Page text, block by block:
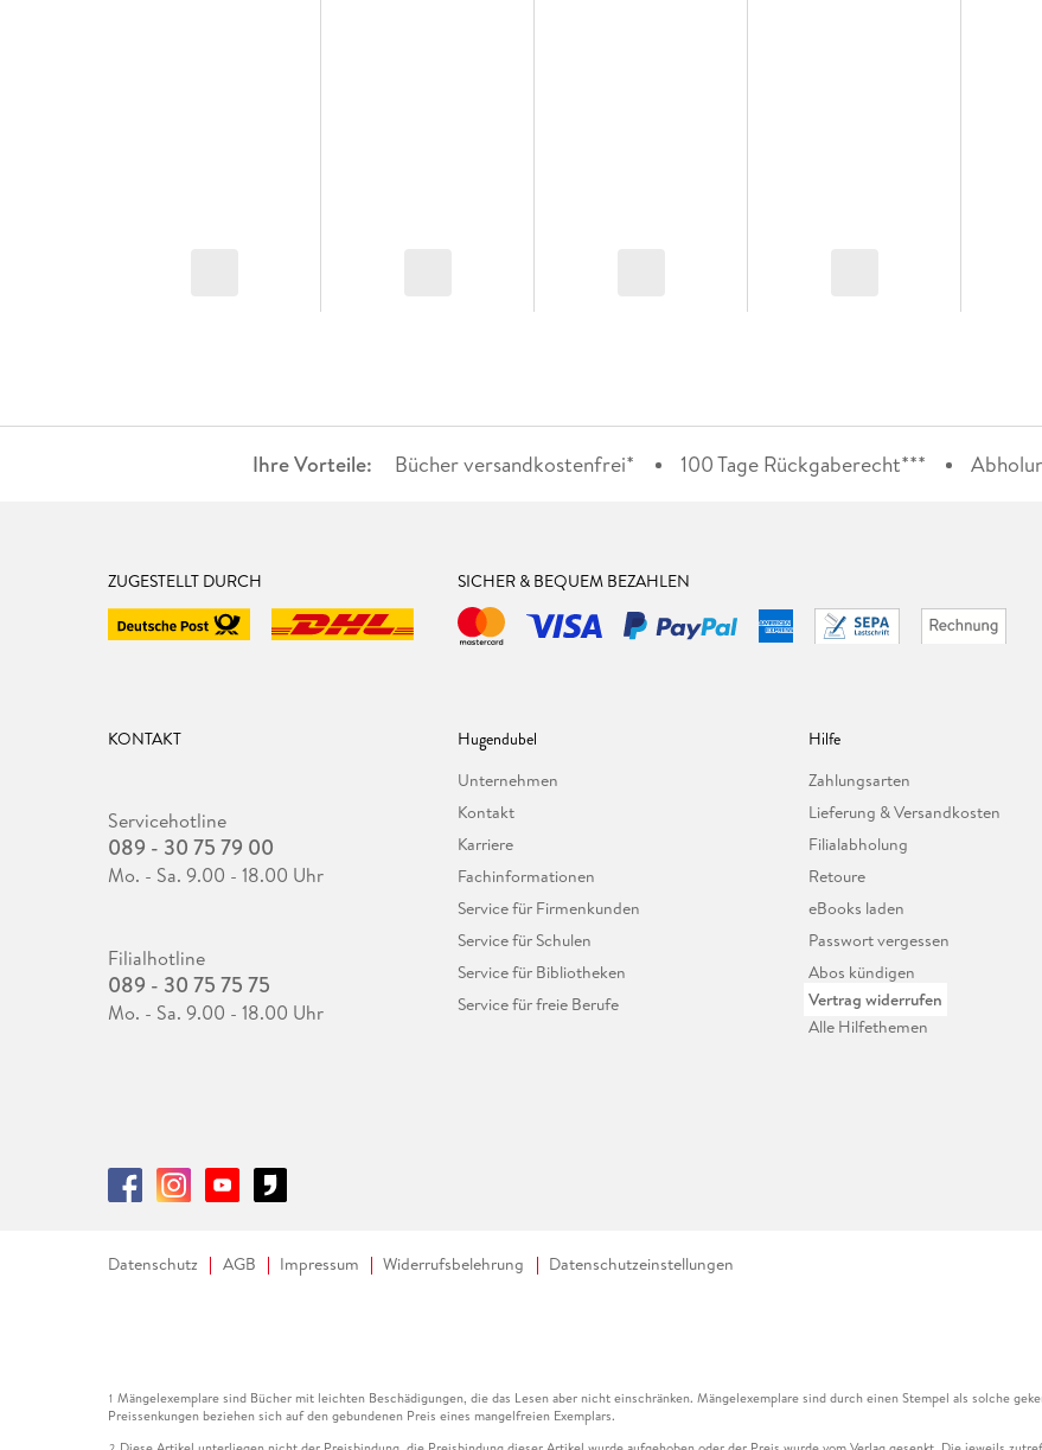
Ihre Vorteile: Bücher versandkostenfrei* 100 Tage Rückgaberecht***
ZUGESTELLT DURCH SICHER & BEQUEM BEZAHLEN
KONTAKT
Servicehotline
089 - 30 75 79 00
Mo. - Sa. 9.00 - 18.00 Uhr
Filialhotline
089 - 30 75 75 75
Mo. - Sa. 9.00 - 18.00 Uhr
Hugendubel
Unternehmen
Kontakt
Karriere
Fachinformationen
Service für Firmenkunden
Service für Schulen
Service für Bibliotheken
Service für freie Berufe
Hilfe
Zahlungsarten
Lieferung & Versandkosten
Filialabholung
Retoure
eBooks laden
Passwort vergessen
Abos kündigen
Vertrag widerrufen
Alle Hilfethemen
Datenschutz AGB Impressum Widerrufsbelehrung Datenschutzeinstellungen
1 Mängelexemplare sind Bücher mit leichten Beschädigungen, die das Lesen aber nicht einschränken. Mängelexemplare sind durch einen Stempel als solche
Preissenkungen beziehen sich auf den gebundenen Preis eines mangelfreien Exemplars.